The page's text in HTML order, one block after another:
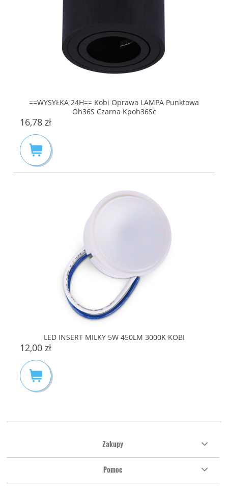
==WYSYŁKA 24H== Kobi Oprawa LAMPA Punktowa
Oh36S Czarna Kpoh36Sc
16,78 zł
LED INSERT MILKY 5W 450LM 3000K KOBI
12,00 zł
Zakupy
Pomoc